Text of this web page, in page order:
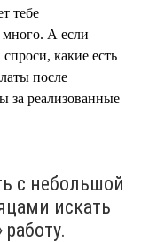
тебе
много. А если
какие есть
после
за реализованные
с небольшой
искать